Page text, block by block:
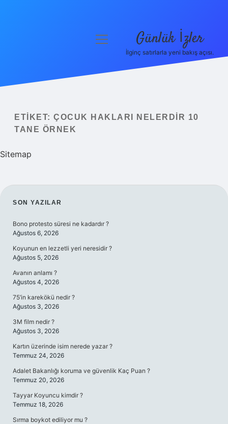
Yasal Uyarı
menüyü
Günlük İzler
İlginç satırlarla yeni bakış açısı.
ETIKET: ÇOCUK HAKLARI NELERDIR 10
TANE ÖRNEK
Sitemap
SIDEBAR
SON YAZILAR
Bono protesto süresi ne kadardır ?
Ağustos 6, 2026
Koyunun en lezzetli yeri neresidir ?
Ağustos 5, 2026
Avanın anlamı ?
Ağustos 4, 2026
75’in karekökü nedir ?
Ağustos 3, 2026
3M film nedir ?
Ağustos 3, 2026
Kartın üzerinde isim nerede yazar ?
Temmuz 24, 2026
Adalet Bakanlığı koruma ve güvenlik Kaç Puan ?
Temmuz 20, 2026
Tayyar Koyuncu kimdir ?
Temmuz 18, 2026
Sırma boykot ediliyor mu ?